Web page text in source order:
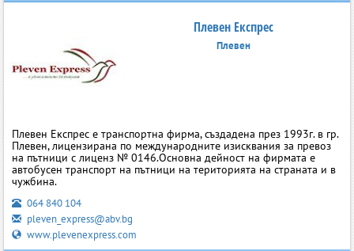
Плевен Експрес
Плевен
Плевен Експрес е транспортна фирма, създадена през 1993г. в гр.
Плевен, лицензирана по международните изисквания за превоз
на пътници с лиценз № 0146.Основна дейност на фирмата е
автобусен транспорт на пътници на територията на страната и в
чужбина.
064 840 104
pleven_express@abv.bg
www.plevenexpress.com